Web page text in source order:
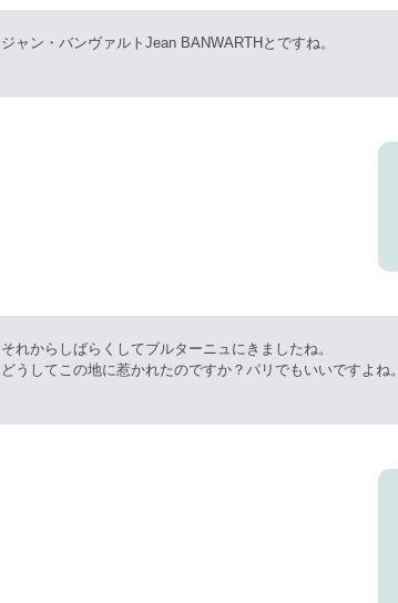
ジャン・バンヴァルトJean BANWARTHとですね。
それからしばらくしてブルターニュにきましたね。
どうしてこの地に惹かれたのですか？パリでもいいですよね。